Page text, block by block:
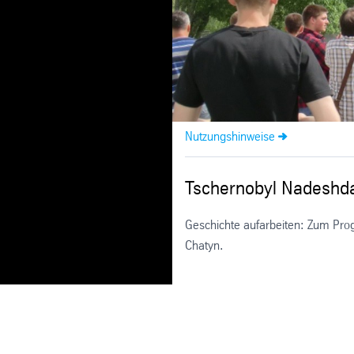
Nutzungshinweise
Tschernobyl
Geschichte aufarbeiten: Zum
Chatyn.